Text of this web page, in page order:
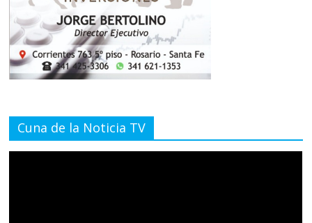
Cuna de la Noticia TV